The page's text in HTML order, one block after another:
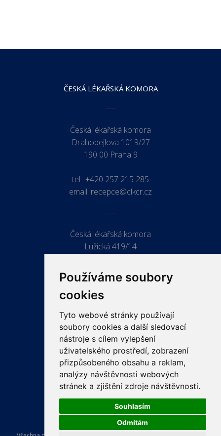
Používáme soubory
cookies
Tyto webové stránky používají
soubory cookies a další sledovací
nástroje s cílem vylepšení
uživatelského prostředí, zobrazení
přizpůsobeného obsahu a reklam,
analýzy návštěvnosti webových
stránek a zjištění zdroje návštěvnosti.
Souhlasím
Odmítám
ČESKÁ LÉKAŘSKÁ KOMORA
Česká lékařská komora
Drahobejlova 1019/27
190 00 Praha 9
tel.: +420 257 215 285
email: recepce@clkcr.cz
Česká lékařská komora
Lužická 419/14
ODKAZY
PRO LÉKAŘE
PRO VEŘEJNOST
VZDĚLÁVÁNÍ